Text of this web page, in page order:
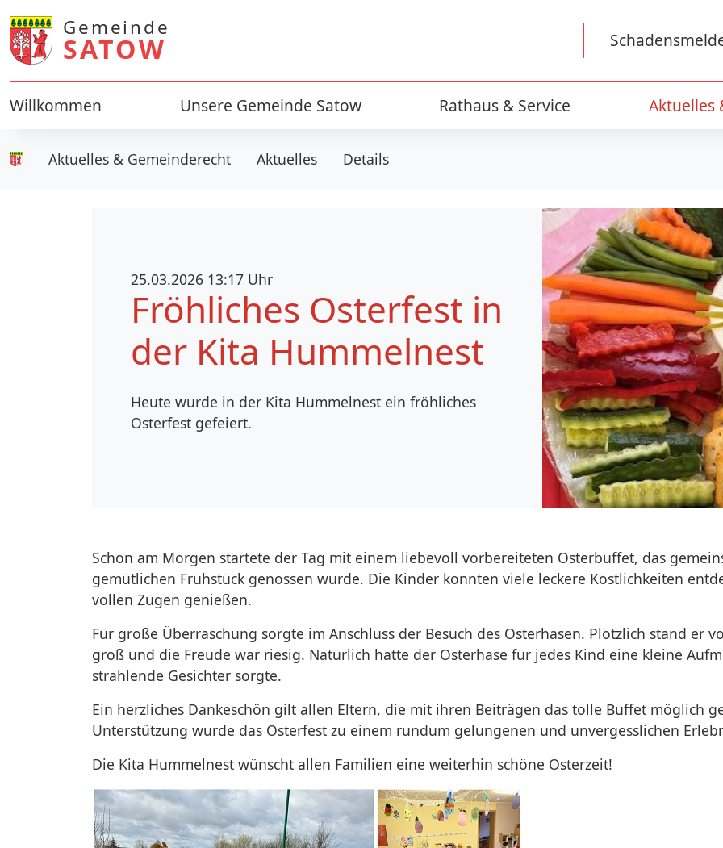
Gemeinde
SATOW
Willkommen Unsere Gemeinde Satow Rathaus & Service Aktuelles
Gemeinde Satow
Aktuelles & Gemeinderecht Aktuelles Details
25.03.2026 13:17 Uhr
Fröhliches Osterfest in
der Kita Hummelnest
Heute wurde in der Kita Hummelnest ein fröhliches
Osterfest gefeiert.
Schon am Morgen startete der Tag mit einem liebevoll vorbereiteten Osterbuffet, das
gemütlichen Frühstück genossen wurde. Die Kinder konnten viele leckere Köstlichkeiten
vollen Zügen genießen.
Für große Überraschung sorgte im Anschluss der Besuch des Osterhasen. Plötzlich stand er
groß und die Freude war riesig. Natürlich hatte der Osterhase für jedes Kind eine kleine
strahlende Gesichter sorgte.
Ein herzliches Dankeschön gilt allen Eltern, die mit ihren Beiträgen das tolle Buffet möglich
Unterstützung wurde das Osterfest zu einem rundum gelungenen und unvergesslichen
Die Kita Hummelnest wünscht allen Familien eine weiterhin schöne Osterzeit!